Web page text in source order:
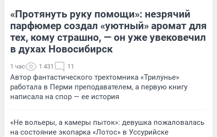
«Протянуть руку помощи»: незрячий
парфюмер создал «уютный» аромат для
тех, кому страшно, — он уже увековечил
в духах Новосибирск
1 час 1 431 11
Автор фантастического трехтомника «Трилунье»
работала в Перми преподавателем, а первую книгу
написала на спор — ее история
«Не вольеры, а камеры пыток»: девушка пожаловалась
на состояние экопарка «Лотос» в Уссурийске